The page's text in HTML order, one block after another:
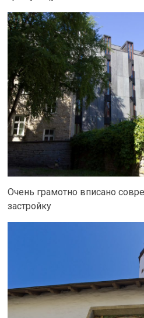
Очень грамотно вписано
застройку